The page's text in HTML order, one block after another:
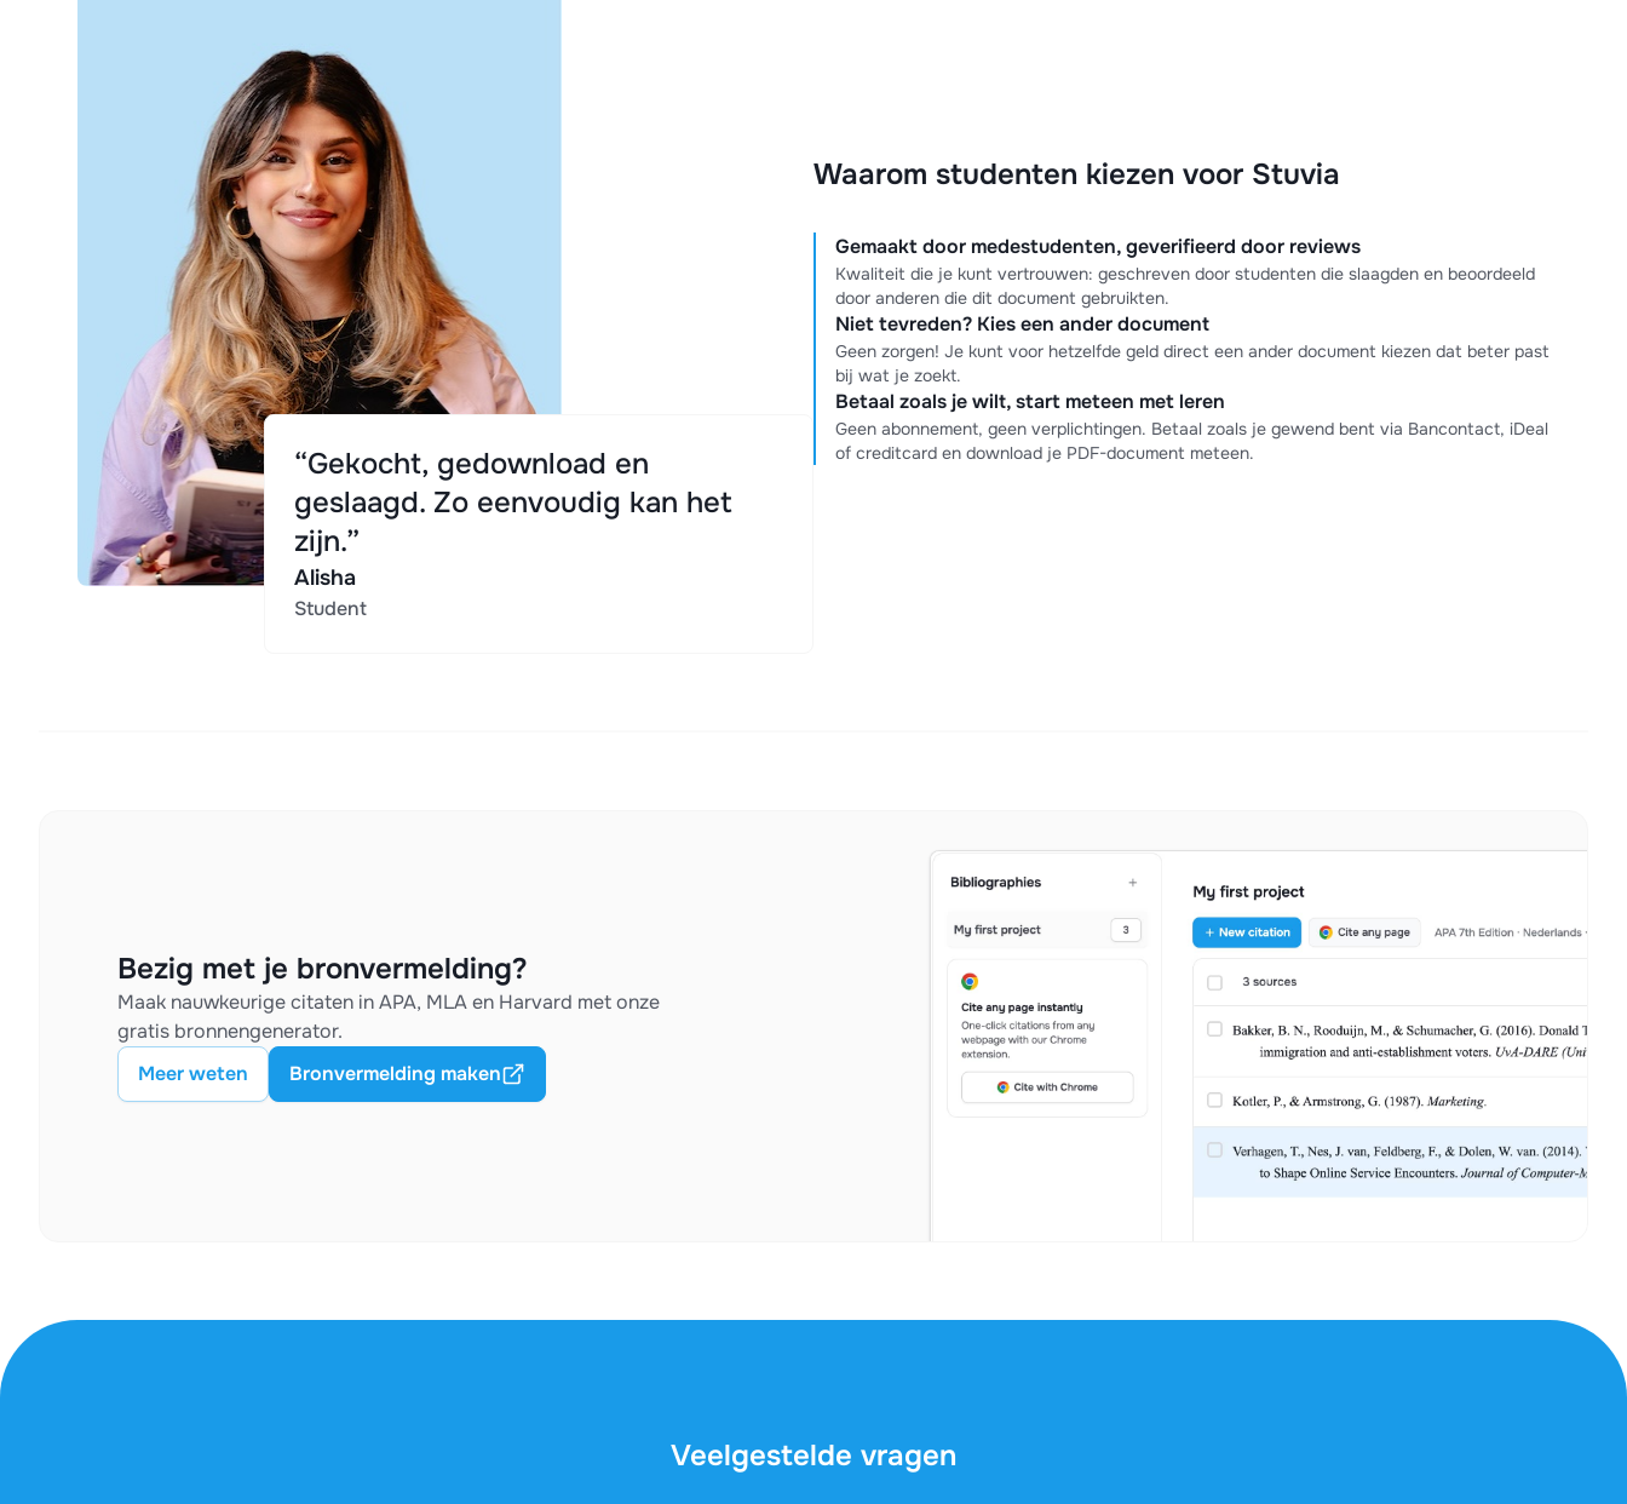
Waarom studenten kiezen voor Stuvia
Gemaakt door medestudenten, geverifieerd door reviews
Kwaliteit die je kunt vertrouwen: geschreven door studenten die slaagden en beoordeeld
door anderen die dit document gebruikten.
Niet tevreden? Kies een ander document
Geen zorgen! Je kunt voor hetzelfde geld direct een ander document kiezen dat beter past
bij wat je zoekt.
Betaal zoals je wilt, start meteen met leren
Geen abonnement, geen verplichtingen. Betaal zoals je gewend bent via Bancontact, iDeal
of creditcard en download je PDF-document meteen.
“Gekocht, gedownload en
geslaagd. Zo eenvoudig kan het
zijn.”
Alisha
Student
Bezig met je bronvermelding?
Maak nauwkeurige citaten in APA, MLA en Harvard met onze
gratis bronnengenerator.
Meer weten
Bronvermelding maken
Veelgestelde vragen